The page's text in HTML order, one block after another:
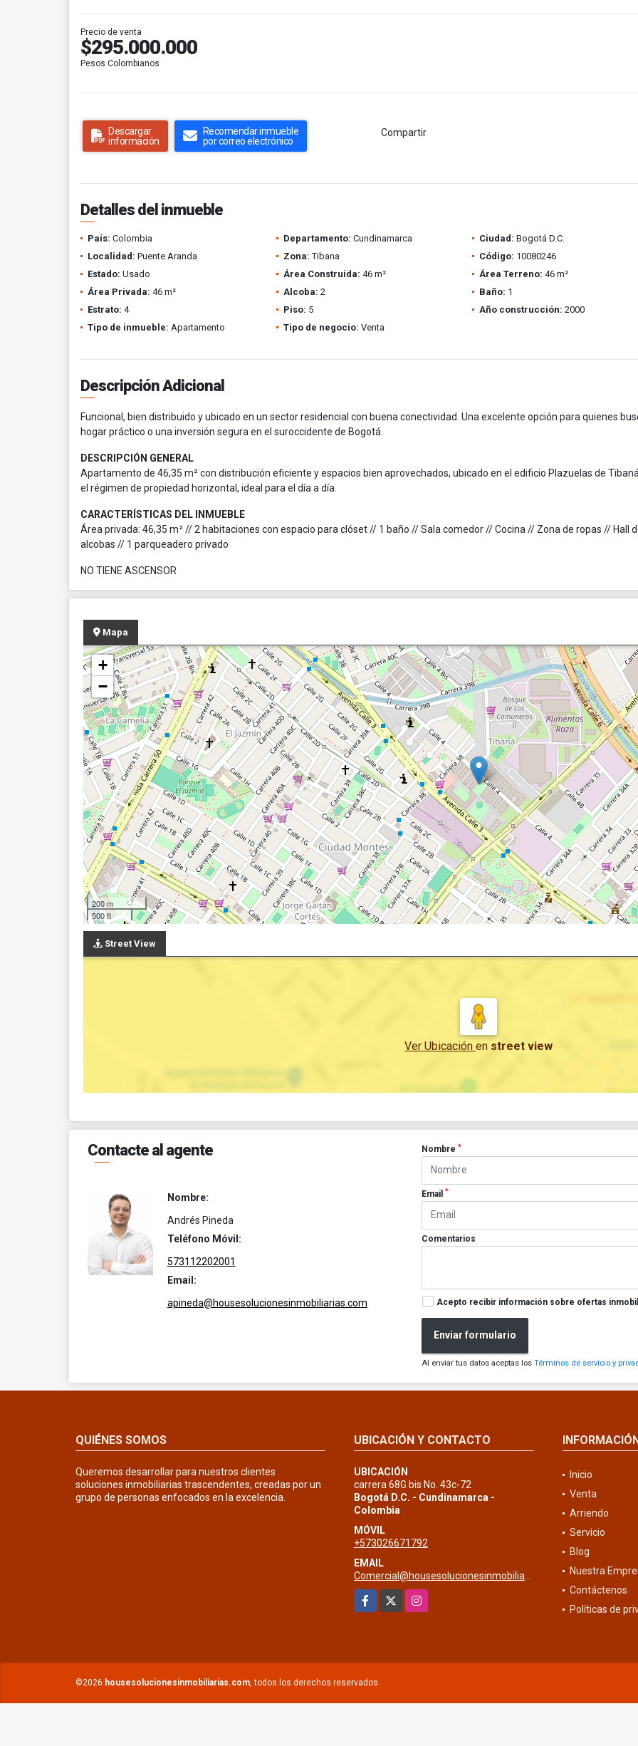
Precio de venta
$295.000.000
Pesos Colombianos
Descargar
información
Recomendar inmueble
por correo electrónico
Compartir
Detalles del inmueble
País: Colombia Departamento: Cundinamarca Ciudad: Bogotá D.C.
Localidad: Puente Aranda Zona: Tibana Código: 10080246
Estado: Usado Área Construida: 46 m² Área Terreno: 46 m²
Área Privada: 46 m² Alcoba: 2 Baño: 1
Estrato: 4 Piso: 5 Año construcción: 2000
Tipo de inmueble: Apartamento Tipo de negocio: Venta
Descripción Adicional
Funcional, bien distribuido y ubicado en un sector residencial con buena conectividad. Una excelente opción para quienes
hogar práctico o una inversión segura en el suroccidente de Bogotá.
DESCRIPCIÓN GENERAL
Apartamento de 46,35 m² con distribución eficiente y espacios bien aprovechados, ubicado en el edificio Plazuelas de
el régimen de propiedad horizontal, ideal para el día a día.
CARACTERÍSTICAS DEL INMUEBLE
Área privada: 46,35 m² // 2 habitaciones con espacio para clóset // 1 baño // Sala comedor // Cocina // Zona de ropas // Hall
alcobas // 1 parqueadero privado
NO TIENE ASCENSOR
Mapa
+
−
200 m
500 ft
Street View
Ver Ubicación en street view
Contacte al agente
Nombre:
Andrés Pineda
Teléfono Móvil:
573112202001
Email:
apineda@housesolucionesinmobiliarias.com
Nombre*
Email*
Comentarios
Acepto recibir información sobre ofertas
Enviar formulario
Al enviar tus datos aceptas losTérminos de servicio y
QUIÉNES SOMOS
Queremos desarrollar para nuestros clientes
soluciones inmobiliarias trascendentes, creadas por un
grupo de personas enfocados en la excelencia.
UBICACIÓN Y CONTACTO
UBICACIÓN
carrera 68G bis No. 43c-72
Bogotá D.C. - Cundinamarca -
Colombia
MÓVIL
+573026671792
EMAIL
Comercial@housesolucionesinmobiliarias.com
Facebook
Instagram
Inicio
Venta
Arriendo
Servicio
Blog
Nuestra
Contáctenos
Políticas de
©2026 housesolucionesinmobiliarias.com, todos los derechos reservados.